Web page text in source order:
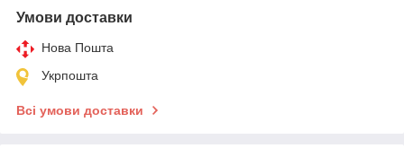
Умови доставки
Нова Пошта
Укрпошта
Всі умови доставки